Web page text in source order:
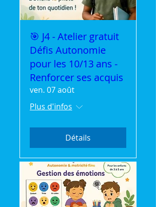
🎯 J4 - Atelier gratuit
Défis Autonomie
pour les 10/13 ans -
Renforcer ses acquis
ven. 07 août
Plus d'infos
Détails